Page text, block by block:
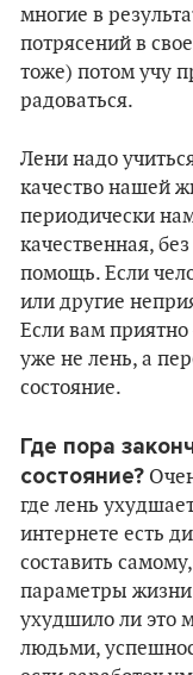
многие в
потрясений в
тоже) потом учу
радоваться.
Лени надо
качество нашей
периодически
качественная,
помощь. Если
или другие
Если вам приятно
уже не лень, а
состояние.
Где пора
состояние?
где лень
интернете есть
составить
параметры
ухудшило ли это
людьми,